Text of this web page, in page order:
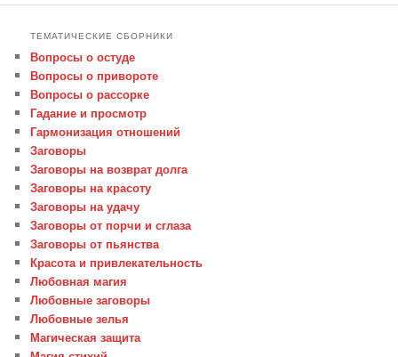
ТЕМАТИЧЕСКИЕ СБОРНИКИ
Вопросы о остуде
Вопросы о привороте
Вопросы о рассорке
Гадание и просмотр
Гармонизация отношений
Заговоры
Заговоры на возврат долга
Заговоры на красоту
Заговоры на удачу
Заговоры от порчи и сглаза
Заговоры от пьянства
Красота и привлекательность
Любовная магия
Любовные заговоры
Любовные зелья
Магическая защита